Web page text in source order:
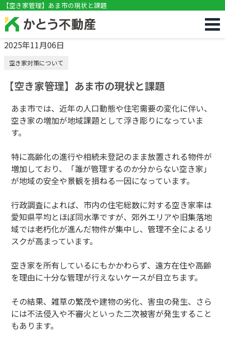
!DOCTYPE html>
【空き家管理】あま市の現状と課題
2025年11月06日
空き家対策について
【空き家管理】あま市の現状と課題
あま市では、近年の人口動態や住宅需要の変化に伴い、
空き家の増加が地域課題として浮き彫りになっていま
す。
特に高齢化の進行や相続未登記のまま放置される物件が
増加しており、「誰が管理するのか分からない空き家」
が地域の安全や景観を損ねる一因になっています。
行政調査によれば、市内の住宅総数に対する空き家率は
愛知県平均とほぼ同水準ですが、郊外エリアや旧集落地
域では老朽化が進んだ物件が集中し、管理不全によるリ
スクが高まっています。
空き家を所有しているにもかかわらず、遠方在住や高齢
を理由に十分な管理が行えないケースが目立ちます。
その結果、雑草の繁茂や建物の劣化、害虫の発生、さら
には不法侵入や不審火といった二次被害が発生すること
もあります。